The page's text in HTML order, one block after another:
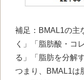
補足：BMAL1の主
く」「脂肪酸・コ
る」「脂肪を分解
つまり、BMAL1は